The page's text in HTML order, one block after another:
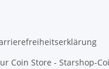
Coin Store - Starshop-